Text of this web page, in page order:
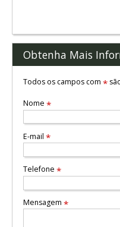
Obtenha Mais
Todos os campos com *
Nome *
E-mail *
Telefone *
Mensagem *